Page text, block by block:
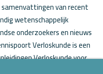
van recent
wetenschappelijk
onderzoekers en nieuws
Verloskunde is een
Verloskunde voor